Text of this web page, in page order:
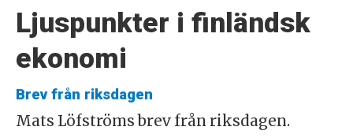
Ljuspunkter i finländsk
ekonomi
Brev från riksdagen
Mats Löfströms brev från riksdagen.